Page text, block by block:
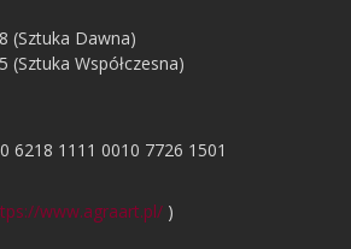
(Sztuka Dawna)
(Sztuka Współczesna)
6218 1111 0010 7726 1501
www.agraart.pl/ )